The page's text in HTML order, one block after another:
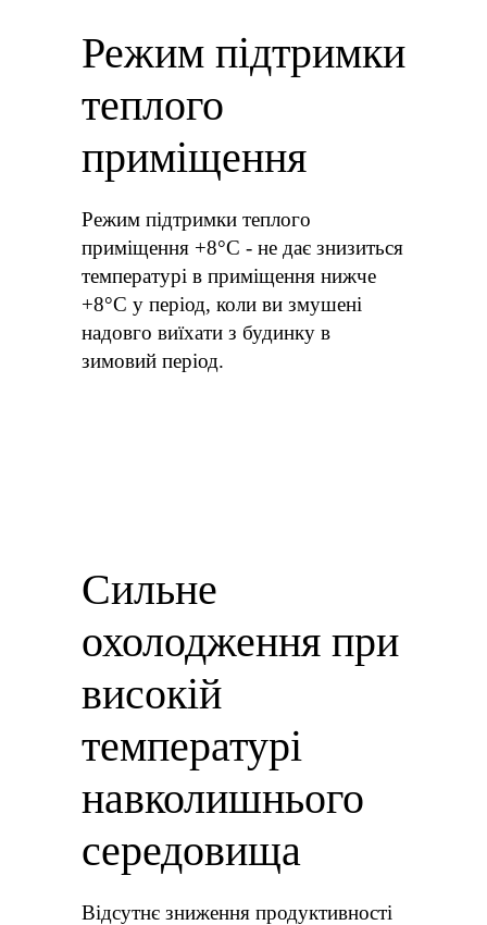
Режим підтримки
теплого
приміщення
Режим підтримки теплого
приміщення +8°C - не дає знизиться
температурі в приміщення нижче
+8°C у період, коли ви змушені
надовго виїхати з будинку в
зимовий період.
Сильне
охолодження при
високій
температурі
навколишнього
середовища
Відсутнє зниження продуктивності